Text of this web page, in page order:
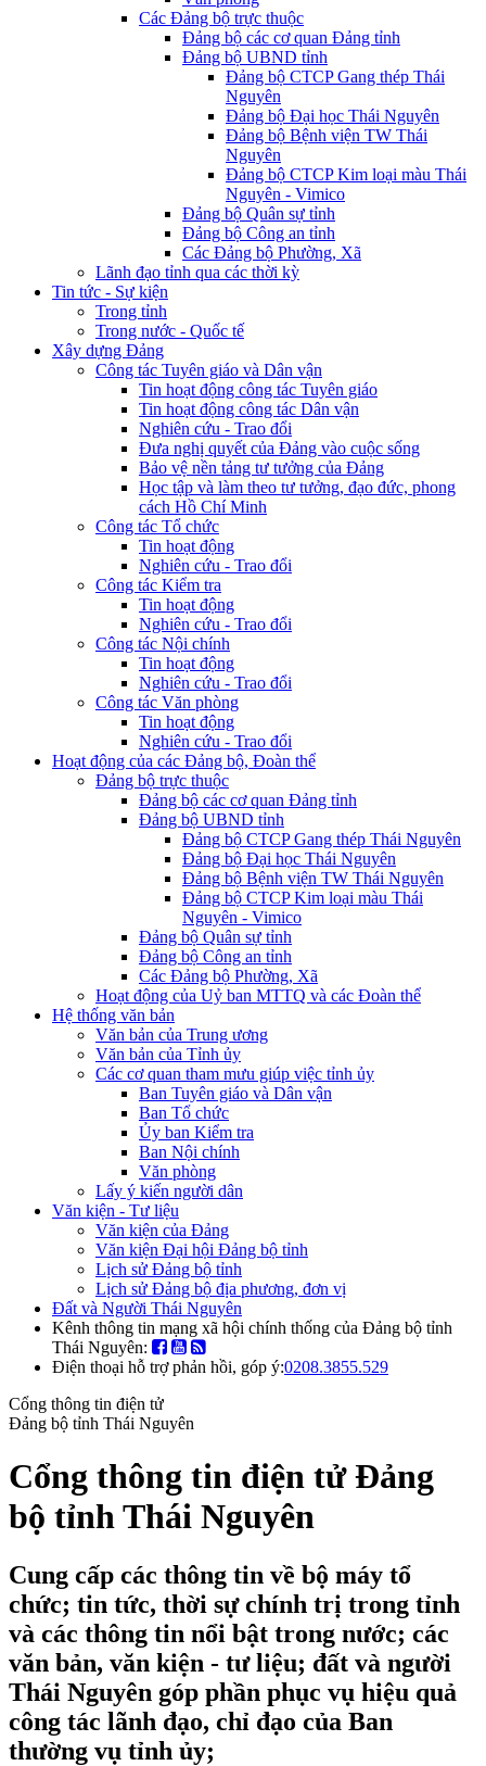
Các Đảng bộ trực thuộc
Đảng bộ các cơ quan Đảng tỉnh
Đảng bộ UBND tỉnh
Đảng bộ CTCP Gang thép Thái
Nguyên
Đảng bộ Đại học Thái Nguyên
Đảng bộ Bệnh viện TW Thái
Nguyên
Đảng bộ CTCP Kim loại màu Thái
Nguyên - Vimico
Đảng bộ Quân sự tỉnh
Đảng bộ Công an tỉnh
Các Đảng bộ Phường, Xã
Lãnh đạo tỉnh qua các thời kỳ
Tin tức - Sự kiện
Trong tỉnh
Trong nước - Quốc tế
Xây dựng Đảng
Công tác Tuyên giáo và Dân vận
Tin hoạt động công tác Tuyên giáo
Tin hoạt động công tác Dân vận
Nghiên cứu - Trao đổi
Đưa nghị quyết của Đảng vào cuộc sống
Bảo vệ nền tảng tư tưởng của Đảng
Học tập và làm theo tư tưởng, đạo đức, phong
cách Hồ Chí Minh
Công tác Tổ chức
Tin hoạt động
Nghiên cứu - Trao đổi
Công tác Kiểm tra
Tin hoạt động
Nghiên cứu - Trao đổi
Công tác Nội chính
Tin hoạt động
Nghiên cứu - Trao đổi
Công tác Văn phòng
Tin hoạt động
Nghiên cứu - Trao đổi
Hoạt động của các Đảng bộ, Đoàn thể
Đảng bộ trực thuộc
Đảng bộ các cơ quan Đảng tỉnh
Đảng bộ UBND tỉnh
Đảng bộ CTCP Gang thép Thái Nguyên
Đảng bộ Đại học Thái Nguyên
Đảng bộ Bệnh viện TW Thái Nguyên
Đảng bộ CTCP Kim loại màu Thái
Nguyên - Vimico
Đảng bộ Quân sự tỉnh
Đảng bộ Công an tỉnh
Các Đảng bộ Phường, Xã
Hoạt động của Uỷ ban MTTQ và các Đoàn thể
Hệ thống văn bản
Văn bản của Trung ương
Văn bản của Tỉnh ủy
Các cơ quan tham mưu giúp việc tỉnh ủy
Ban Tuyên giáo và Dân vận
Ban Tổ chức
Ủy ban Kiểm tra
Ban Nội chính
Văn phòng
Lấy ý kiến người dân
Văn kiện - Tư liệu
Văn kiện của Đảng
Văn kiện Đại hội Đảng bộ tỉnh
Lịch sử Đảng bộ tỉnh
Lịch sử Đảng bộ địa phương, đơn vị
Đất và Người Thái Nguyên
Kênh thông tin mạng xã hội chính thống của Đảng bộ tỉnh
Thái Nguyên:
Điện thoại hỗ trợ phản hồi, góp ý:0208.3855.529
Cổng thông tin điện tử
Đảng bộ tỉnh Thái Nguyên
Cổng thông tin điện tử Đảng
bộ tỉnh Thái Nguyên
Cung cấp các thông tin về bộ máy tổ
chức; tin tức, thời sự chính trị trong tỉnh
và các thông tin nổi bật trong nước; các
văn bản, văn kiện - tư liệu; đất và người
Thái Nguyên góp phần phục vụ hiệu quả
công tác lãnh đạo, chỉ đạo của Ban
thường vụ tỉnh ủy;